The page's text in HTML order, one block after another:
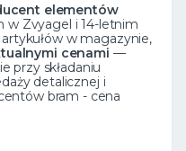
elementów
w Zvyagel i 14-letnim
w magazynie,
cenami —
przy składaniu
detalicznej i
bram - cena